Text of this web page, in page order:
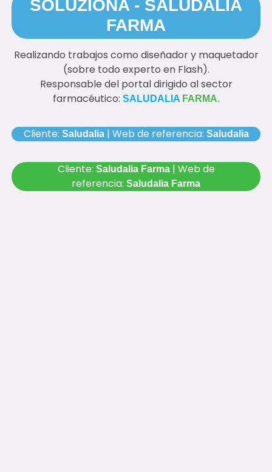
SOLUZIONA - SALUDALIA
FARMA
Realizando trabajos como diseñador y maquetador
(sobre todo experto en Flash).
Responsable del portal dirigido al sector
farmacéutico: SALUDALIA FARMA.
Cliente: Saludalia| Web de referencia: Saludalia
Cliente: Saludalia Farma| Web de
referencia: Saludalia Farma